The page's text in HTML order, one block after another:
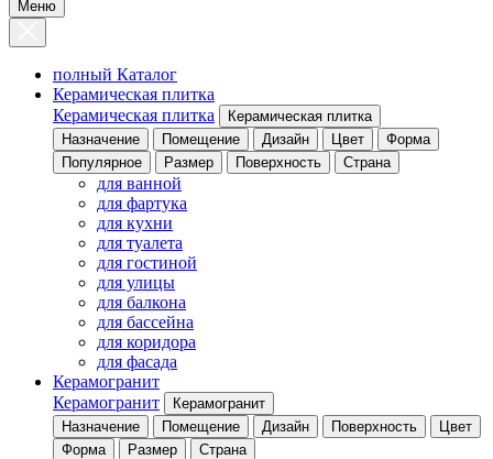
Меню
полный Каталог
Керамическая плитка
Керамическая плитка
Керамическая плитка
Назначение
Помещение Дизайн Цвет
Форма
Популярное
Размер Поверхность Страна
для ванной
для фартука
для кухни
для туалета
для гостиной
для улицы
для балкона
для бассейна
для коридора
для фасада
Керамогранит
Керамогранит
Керамогранит
Назначение
Помещение Дизайн Поверхность
Цвет
Форма
Размер Страна